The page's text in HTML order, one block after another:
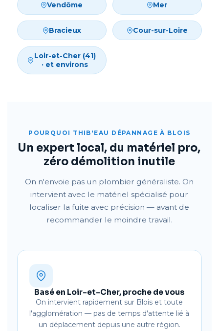
Vendôme Mer
Bracieux Cour-sur-Loire
Loir-et-Cher (41)
· et environs
POURQUOI THIB'EAU DÉPANNAGE À BLOIS
Un expert local, du matériel pro,
zéro démolition inutile
On n'envoie pas un plombier généraliste. On
intervient avec le matériel spécialisé pour
localiser la fuite avec précision — avant de
recommander le moindre travail.
Basé en Loir-et-Cher, proche de vous
On intervient rapidement sur Blois et toute
l'agglomération — pas de temps d'attente lié à
un déplacement depuis une autre région.